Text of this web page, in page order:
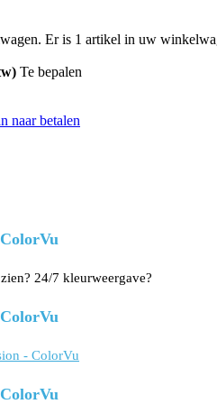
Er is 1 artikel in uw
Te bepalen
naar betalen
24/7 kleurweergave?
- ColorVu